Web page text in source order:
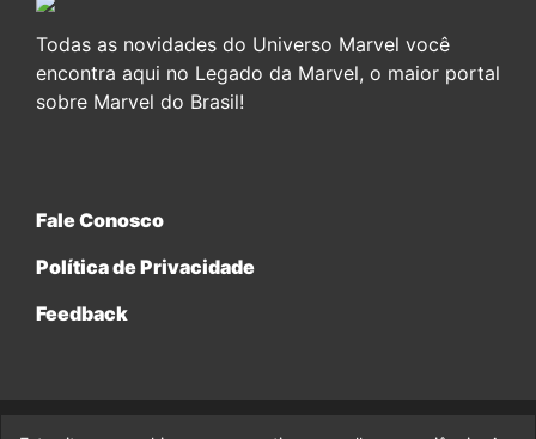
Todas as novidades do Universo Marvel você
encontra aqui no Legado da Marvel, o maior portal
sobre Marvel do Brasil!
Fale Conosco
Política de Privacidade
Feedback